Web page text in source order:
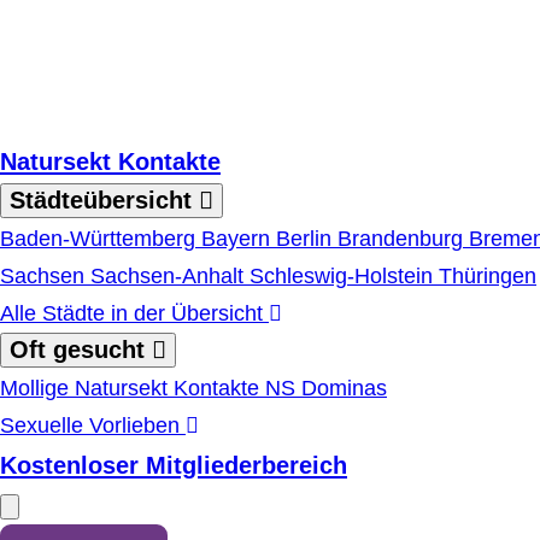
Natursekt Kontakte
Städteübersicht
Baden-Württemberg Bayern Berlin Brandenburg
Sachsen Sachsen-Anhalt Schleswig-Holstein Thüringen
Alle Städte in der Übersicht
Oft gesucht
Mollige Natursekt Kontakte NS Dominas
Sexuelle Vorlieben
Kostenloser Mitgliederbereich